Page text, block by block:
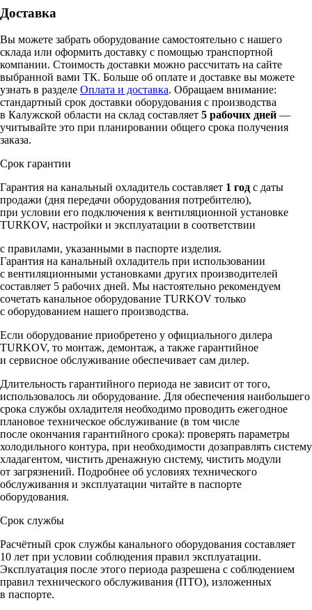
Доставка
Вы можете забрать оборудование самостоятельно с нашего
склада или оформить доставку с помощью транспортной
компании. Стоимость доставки можно рассчитать на сайте
выбранной вами ТК. Больше об оплате и доставке вы можете
узнать в разделе Оплата и доставка. Обращаем внимание:
стандартный срок доставки оборудования с производства
в Калужской области на склад составляет 5 рабочих дней —
учитывайте это при планировании общего срока получения
заказа.
Срок гарантии
Гарантия на канальный охладитель составляет 1 год с даты
продажи (дня передачи оборудования потребителю),
при условии его подключения к вентиляционной установке
TURKOV, настройки и эксплуатации в соответствии
с правилами, указанными в паспорте изделия.
Гарантия на канальный охладитель при использовании
с вентиляционными установками других производителей
составляет 5 рабочих дней. Мы настоятельно рекомендуем
сочетать канальное оборудование TURKOV только
с оборудованием нашего производства.
Если оборудование приобретено у официального дилера
TURKOV, то монтаж, демонтаж, а также гарантийное
и сервисное обслуживание обеспечивает сам дилер.
Длительность гарантийного периода не зависит от того,
использовалось ли оборудование. Для обеспечения наибольшего
срока службы охладителя необходимо проводить ежегодное
плановое техническое обслуживание (в том числе
после окончания гарантийного срока): проверять параметры
холодильного контура, при необходимости дозаправлять систему
хладагентом, чистить дренажную систему, чистить модули
от загрязнений. Подробнее об условиях технического
обслуживания и эксплуатации читайте в паспорте
оборудования.
Срок службы
Расчётный срок службы канального оборудования составляет
10 лет при условии соблюдения правил эксплуатации.
Эксплуатация после этого периода разрешена с соблюдением
правил технического обслуживания (ПТО), изложенных
в паспорте.